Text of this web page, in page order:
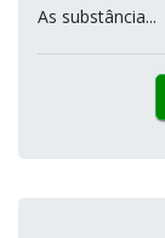
As substância...